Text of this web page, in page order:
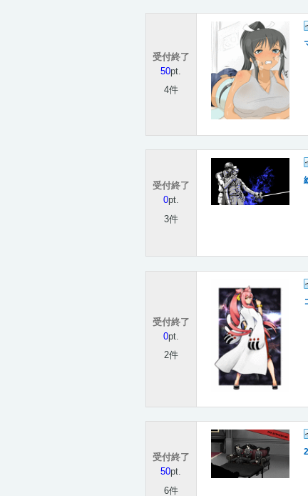
受付終了
50pt.
4件
受付終了
0pt.
3件
受付終了
0pt.
2件
受付終了
50pt.
6件